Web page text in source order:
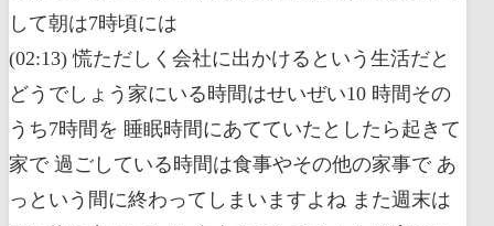
して朝は7時頃には
(02:13) 慌ただしく会社に出かけるという生活だと
どうでしょう家にいる時間はせいぜい10 時間その
うち7時間を 睡眠時間にあてていたとしたら起きて
家で 過ごしている時間は食事やその他の家事で あ
っという間に終わってしまいますよね また週末は